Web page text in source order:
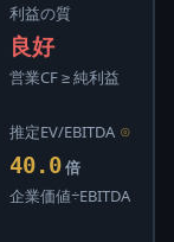
利益の質
良好
営業CF ≥ 純利益
推定EV/EBITDA ⊙
40.0 倍
企業価値÷EBITDA